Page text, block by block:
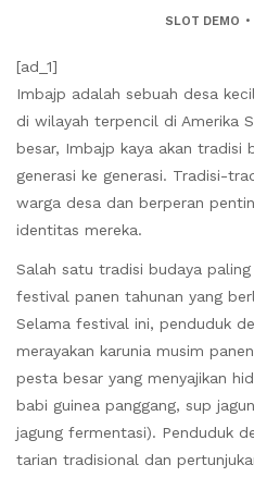
SLOT DEMO
[ad_1]
Imbajp adalah sebuah desa
di wilayah terpencil di Amerika
besar, Imbajp kaya akan tradisi
generasi ke generasi. Tradisi-
warga desa dan berperan
identitas mereka.
Salah satu tradisi budaya
festival panen tahunan yang
Selama festival ini, penduduk
merayakan karunia musim
pesta besar yang menyajikan
babi guinea panggang, sup
jagung fermentasi). Penduduk
tarian tradisional dan